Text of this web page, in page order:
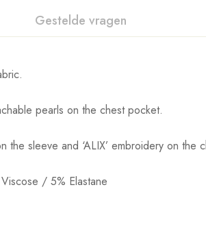
Gestelde vragen
pearls on the chest pocket.
the sleeve and ‘ALIX’ embroidery on the
/ 5% Elastane